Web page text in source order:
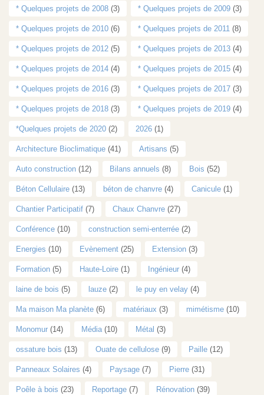
* Quelques projets de 2008 (3) * Quelques projets de 2009 (3)
* Quelques projets de 2010 (6) * Quelques projets de 2011 (8)
* Quelques projets de 2012 (5) * Quelques projets de 2013 (4)
* Quelques projets de 2014 (4) * Quelques projets de 2015 (4)
* Quelques projets de 2016 (3) * Quelques projets de 2017 (3)
* Quelques projets de 2018 (3) * Quelques projets de 2019 (4)
*Quelques projets de 2020 (2) 2026 (1)
Architecture Bioclimatique (41) Artisans (5)
Auto construction (12) Bilans annuels (8) Bois (52)
Béton Cellulaire (13) béton de chanvre (4) Canicule (1)
Chantier Participatif (7) Chaux Chanvre (27)
Conférence (10) construction semi-enterrée (2)
Energies (10) Evènement (25) Extension (3)
Formation (5) Haute-Loire (1) Ingénieur (4)
laine de bois (5) lauze (2) le puy en velay (4)
Ma maison Ma planète (6) matériaux (3) mimétisme (10)
Monomur (14) Média(10) Métal (3)
ossature bois (13) Ouate de cellulose (9) Paille (12)
Panneaux Solaires (4) Paysage (7) Pierre (31)
Poêle à bois (23) Reportage (7) Rénovation (39)